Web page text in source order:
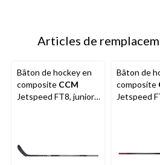
Articles de
Bâton de hockey en
composite CCM
Jetspeed FT8, junior,
Bâton de
composite
Jetspeed